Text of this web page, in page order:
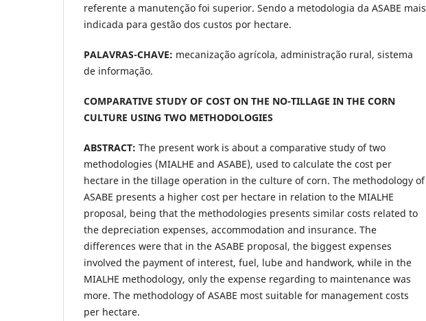
referente a manutenção foi superior. Sendo a metodologia da ASABE mais
indicada para gestão dos custos por hectare.
PALAVRAS-CHAVE: mecanização agrícola, administração rural, sistema
de informação.
COMPARATIVE STUDY OF COST ON THE NO-TILLAGE IN THE CORN
CULTURE USING TWO METHODOLOGIES
ABSTRACT: The present work is about a comparative study of two
methodologies (MIALHE and ASABE), used to calculate the cost per
hectare in the tillage operation in the culture of corn. The methodology of
ASABE presents a higher cost per hectare in relation to the MIALHE
proposal, being that the methodologies presents similar costs related to
the depreciation expenses, accommodation and insurance. The
differences were that in the ASABE proposal, the biggest expenses
involved the payment of interest, fuel, lube and handwork, while in the
MIALHE methodology, only the expense regarding to maintenance was
more. The methodology of ASABE most suitable for management costs
per hectare.